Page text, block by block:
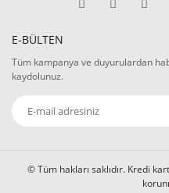
E-BÜLTEN
Tüm kampanya ve duyurulardan
kaydolunuz.
© Tüm hakları saklıdır. Kredi